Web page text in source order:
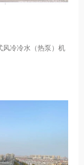
风冷冷水（热泵）机